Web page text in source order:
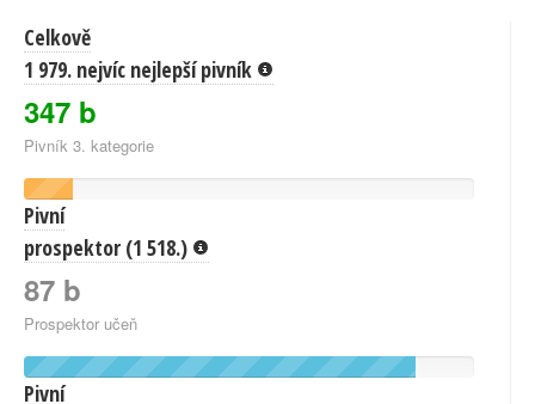
Celkově
1 979. nejvíc nejlepší pivník
347 b
Pivník 3. kategorie
Pivní
prospektor (1 518.)
87 b
Prospektor učeň
Pivní